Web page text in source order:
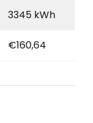
3345 kWh
€160,64